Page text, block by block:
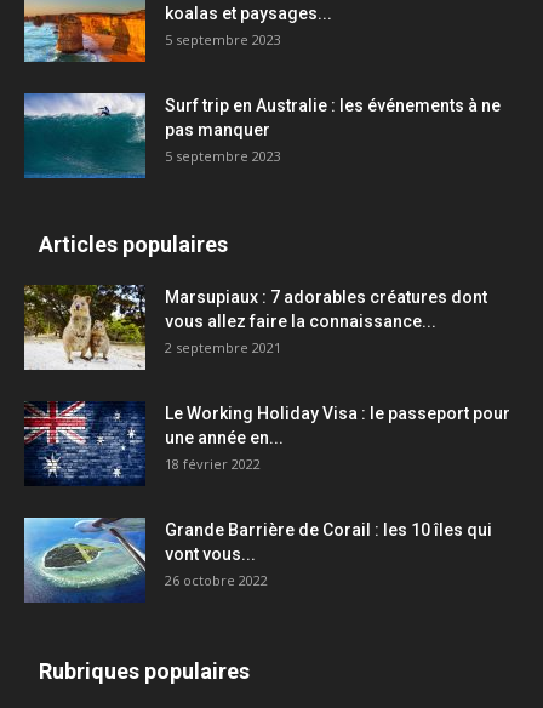
koalas et paysages...
5 septembre 2023
Surf trip en Australie : les événements à ne
pas manquer
5 septembre 2023
Articles populaires
Marsupiaux : 7 adorables créatures dont
vous allez faire la connaissance...
2 septembre 2021
Le Working Holiday Visa : le passeport pour
une année en...
18 février 2022
Grande Barrière de Corail : les 10 îles qui
vont vous...
26 octobre 2022
Rubriques populaires